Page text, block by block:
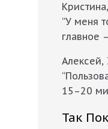
“У меня
главное
Алексей,
15–20
Так